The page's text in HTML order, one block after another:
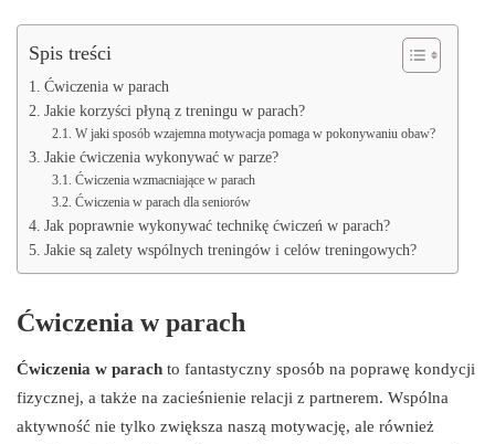
Spis treści
Ćwiczenia w parach
Jakie korzyści płyną z treningu w parach?
W jaki sposób wzajemna motywacja pomaga w pokonywaniu obaw?
Jakie ćwiczenia wykonywać w parze?
Ćwiczenia wzmacniające w parach
Ćwiczenia w parach dla seniorów
Jak poprawnie wykonywać technikę ćwiczeń w parach?
Jakie są zalety wspólnych treningów i celów treningowych?
Ćwiczenia w parach
Ćwiczenia w parach to fantastyczny sposób na poprawę kondycji
fizycznej, a także na zacieśnienie relacji z partnerem. Wspólna
aktywność nie tylko zwiększa naszą motywację, ale również